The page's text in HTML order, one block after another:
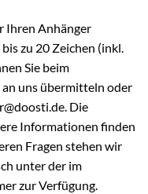
Ihren Anhänger
zu 20 Zeichen (inkl.
Sie beim
uns übermitteln oder
Die
Informationen finden
Fragen stehen wir
unter der im
zur Verfügung.